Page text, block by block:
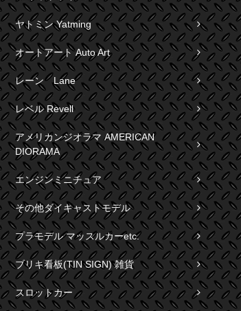
ヤトミン Yatming
オートアート Auto Art
レーン Lane
レベル Revell
アメリカンジオラマ AMERICAN
DIORAMA
エンジンミニチュア
その他ダイキャストモデル
プラモデル マッスルカーetc.
ブリキ看板(TIN SIGN) 雑貨
スロットカー